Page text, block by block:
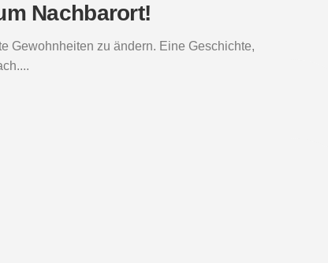
Nachbarort!
Gewohnheiten zu ändern. Eine Geschichte,